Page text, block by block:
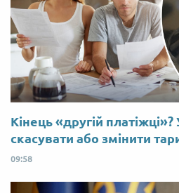
Кінець «другій
скасувати або змінити
09:58